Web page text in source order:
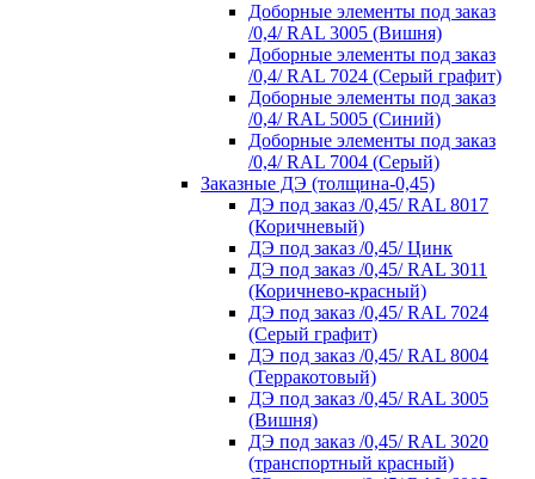
Доборные элементы под заказ
/0,4/ RAL 3005 (Вишня)
Доборные элементы под заказ
/0,4/ RAL 7024 (Серый графит)
Доборные элементы под заказ
/0,4/ RAL 5005 (Синий)
Доборные элементы под заказ
/0,4/ RAL 7004 (Серый)
Заказные ДЭ (толщина-0,45)
ДЭ под заказ /0,45/ RAL 8017
(Коричневый)
ДЭ под заказ /0,45/ Цинк
ДЭ под заказ /0,45/ RAL 3011
(Коричнево-красный)
ДЭ под заказ /0,45/ RAL 7024
(Серый графит)
ДЭ под заказ /0,45/ RAL 8004
(Терракотовый)
ДЭ под заказ /0,45/ RAL 3005
(Вишня)
ДЭ под заказ /0,45/ RAL 3020
(транспортный красный)